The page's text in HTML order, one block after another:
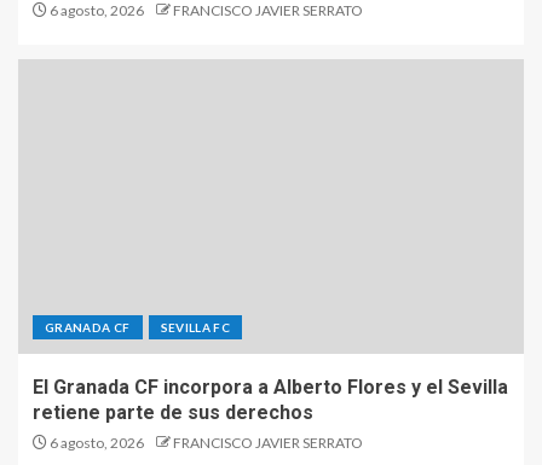
6 agosto, 2026 FRANCISCO JAVIER SERRATO
GRANADA CF SEVILLA FC
El Granada CF incorpora a Alberto Flores y el Sevilla
retiene parte de sus derechos
6 agosto, 2026 FRANCISCO JAVIER SERRATO